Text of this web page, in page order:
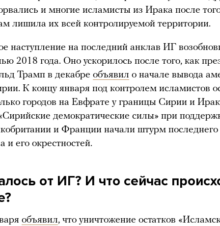
и многие исламисты из Ирака после
лишила их всей контролируемой территории.
наступление на последний анклав ИГ
2018 года. Оно ускорилось после того, как
Трамп в декабре объявил о начале вывода
К концу января под контролем исламистов
городов на Евфрате у границы Сирии и
демократические силы» при
и Франции начали штурм последнего
и его окрестностей.
от ИГ? И что сейчас
объявил, что уничтожение остатков